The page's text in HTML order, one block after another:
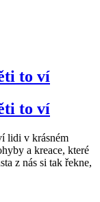
to ví
to ví
lidi v krásném
a kreace, které
z nás si tak řekne,